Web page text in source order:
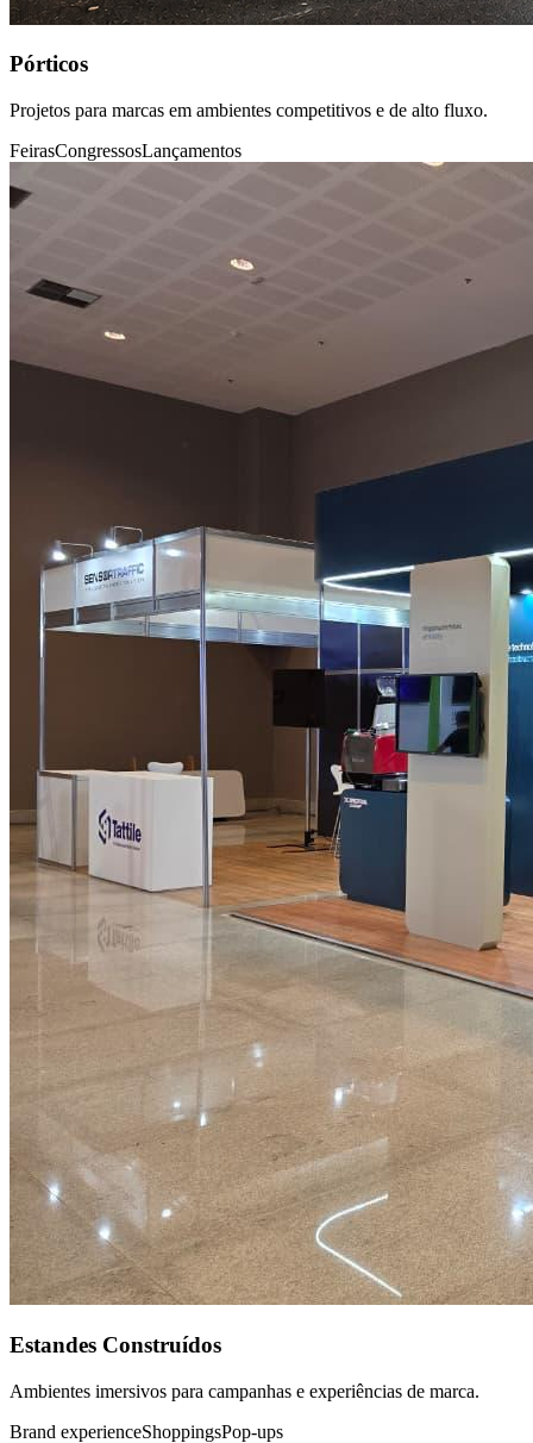
Pórticos
Projetos para marcas em ambientes competitivos e de alto fluxo.
FeirasCongressosLançamentos
Estandes Construídos
Ambientes imersivos para campanhas e experiências de marca.
Brand experienceShoppingsPop-ups